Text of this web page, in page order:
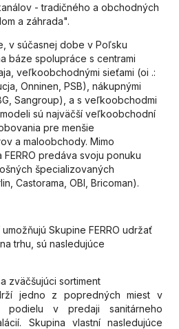
- tradičného a obchodných
a záhrada".
v súčasnej dobe v Poľsku
báze spolupráce s centrami
veľkoobchodnými sieťami (oi .:
Onninen, PSB), nákupnými
Sangroup), a s veľkoobchodmi
sú najväčší veľkoobchodní
pre menšie
a maloobchody. Mimo
predáva svoju ponuku
špecializovaných
Castorama, OBI, Bricoman).
Skupine FERRO udržať
trhu, sú nasledujúce
zväčšujúci sortiment
jedno z popredných miest v
v predaji sanitárneho
Skupina vlastní nasledujúce